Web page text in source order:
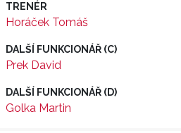
TRENÉR
Horáček Tomáš
DALŠÍ FUNKCIONÁŘ (C)
Prek David
DALŠÍ FUNKCIONÁŘ (D)
Golka Martin